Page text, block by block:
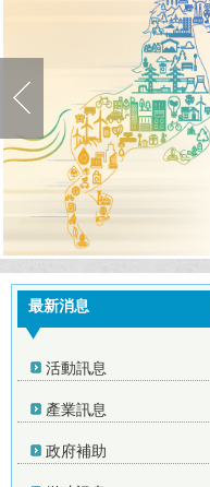
最新消息
活動訊息
產業訊息
政府補助